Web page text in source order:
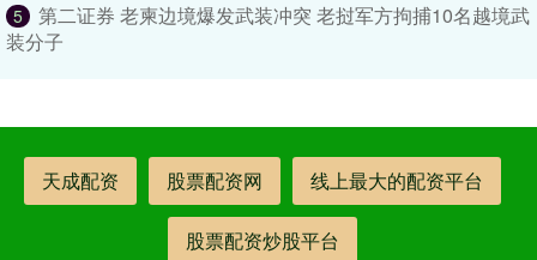
5
第二证券 老柬边境爆发武装冲突 老挝军方拘捕10名越境武
装分子
天成配资 股票配资网 线上最大的配资平台
股票配资炒股平台